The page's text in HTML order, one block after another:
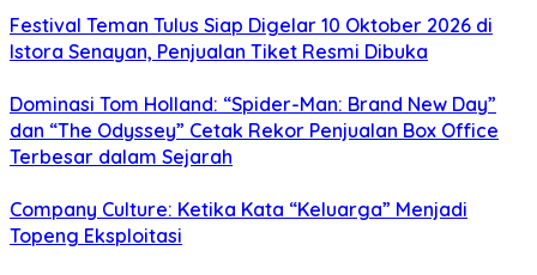
Festival Teman Tulus Siap Digelar 10 Oktober 2026 di
Istora Senayan, Penjualan Tiket Resmi Dibuka
Dominasi Tom Holland: “Spider-Man: Brand New Day”
dan “The Odyssey” Cetak Rekor Penjualan Box Office
Terbesar dalam Sejarah
Company Culture: Ketika Kata “Keluarga” Menjadi
Topeng Eksploitasi